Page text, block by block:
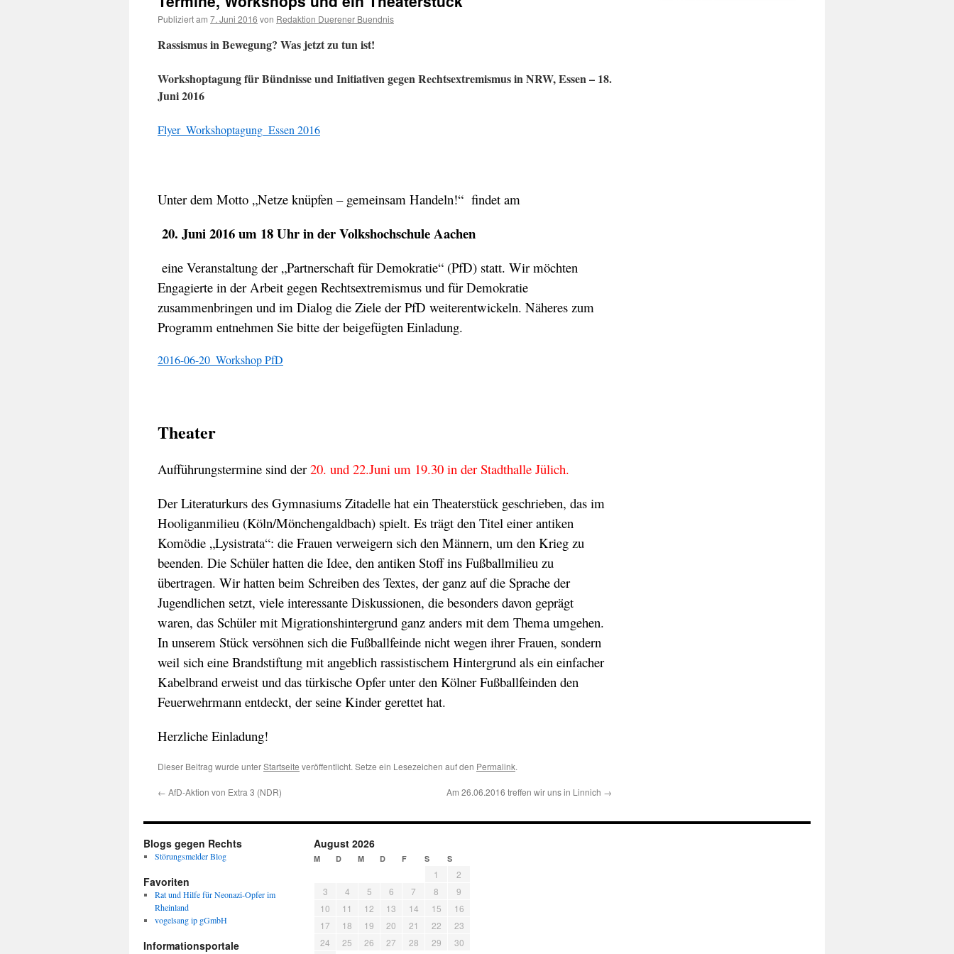
Publiziert am 7. Juni 2016 von Redaktion Duerener Buendnis
Rassismus in Bewegung? Was jetzt zu tun ist!
Workshoptagung für Bündnisse und Initiativen gegen Rechtsextremismus in NRW,Essen – 18.
Juni 2016
Flyer_Workshoptagung_Essen 2016
Unter dem Motto „Netze knüpfen – gemeinsam Handeln!“ findet am
20. Juni 2016 um 18 Uhr in der Volkshochschule Aachen
eine Veranstaltung der „Partnerschaft für Demokratie“ (PfD) statt. Wir möchten
Engagierte in der Arbeit gegen Rechtsextremismus und für Demokratie
zusammenbringen und im Dialog die Ziele der PfD weiterentwickeln. Näheres zum
Programm entnehmen Sie bitte der beigefügten Einladung.
2016-06-20_Workshop PfD
Theater
Aufführungstermine sind der20. und 22.Juni um 19.30 in der Stadthalle Jülich.
Der Literaturkurs des Gymnasiums Zitadelle hat ein Theaterstück geschrieben, das im
Hooliganmilieu (Köln/Mönchengaldbach) spielt. Es trägt den Titel einer antiken
Komödie „Lysistrata“: die Frauen verweigern sich den Männern, um den Krieg zu
beenden. Die Schüler hatten die Idee, den antiken Stoff ins Fußballmilieu zu
übertragen. Wir hatten beim Schreiben des Textes, der ganz auf die Sprache der
Jugendlichen setzt, viele interessante Diskussionen, die besonders davon geprägt
waren, das Schüler mit Migrationshintergrund ganz anders mit dem Thema umgehen.
In unserem Stück versöhnen sich die Fußballfeinde nicht wegen ihrer Frauen, sondern
weil sich eine Brandstiftung mit angeblich rassistischem Hintergrund als ein einfacher
Kabelbrand erweist und das türkische Opfer unter den Kölner Fußballfeinden den
Feuerwehrmann entdeckt, der seine Kinder gerettet hat.
Herzliche Einladung!
Dieser Beitrag wurde unterStartseite veröffentlicht. Setze ein Lesezeichen auf den Permalink.
← AfD-Aktion von Extra 3 (NDR) Am 26.06.2016 treffen wir uns in Linnich →
Blogs gegen Rechts
Störungsmelder Blog
Favoriten
Rat und Hilfe für Neonazi-Opfer im
Rheinland
vogelsang ip gGmbH
Informationsportale
August 2026
M D M D F S S
1
2
3
4 5 6 7 8
9
10
11 12 13 14 15
16
17
18 19 20 21 22
23
24
25 26 27 28 29
30